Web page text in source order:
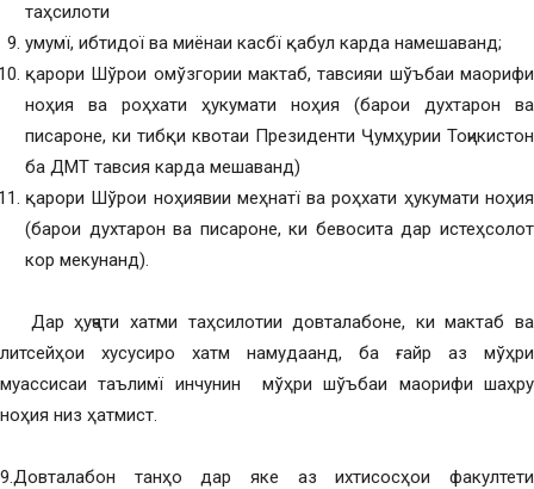
таҳсилоти
умумї, ибтидої ва миёнаи касбї қабул карда намешаванд;
қарори Шўрои омўзгории мактаб, тавсияи шўъбаи маорифи
ноҳия ва роҳхати ҳукумати ноҳия (барои духтарон ва
писароне, ки тибқи квотаи Президенти Ҷумҳурии Тоҷикистон
ба ДМТ тавсия карда мешаванд)
қарори Шўрои ноҳиявии меҳнатї ва роҳхати ҳукумати ноҳия
(барои духтарон ва писароне, ки бевосита дар истеҳсолот
кор мекунанд).
Дар ҳуҷҷати хатми таҳсилотии довталабоне, ки мактаб ва
литсейҳои хусусиро хатм намудаанд, ба ғайр аз мўҳри
муассисаи таълимї инчунин мўҳри шўъбаи маорифи шаҳру
ноҳия низ ҳатмист.
9.Довталабон танҳо дар яке аз ихтисосҳои факултети